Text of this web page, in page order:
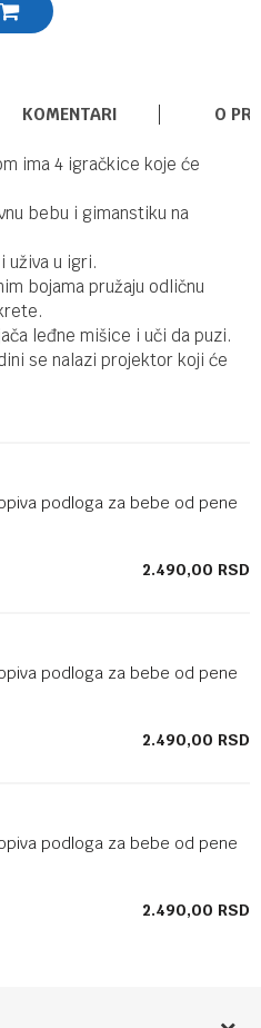
KOMENTARI O
ima 4 igračkice koje će
bebu i gimanstiku na
uživa u igri.
bojama pružaju odličnu
leđne mišice i uči da puzi.
se nalazi projektor koji će
podloga za bebe od pene
2.490,00 RSD
podloga za bebe od pene
2.490,00 RSD
podloga za bebe od pene
2.490,00 RSD